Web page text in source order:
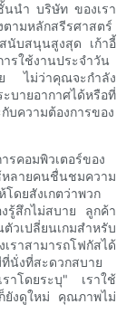
นนำ บริษัท ของเรา
ามหลักสรีรศาสตร์
นับสนุนสูงสุด เก้าอี้
รใช้งานประจำวัน
ย ไม่ว่าคุณจะกำลัง
ายอากาศได้หรือที่
บความต้องการของ
รคอมพิวเตอร์ของ
ลายคนชื่นชมความ
ดยสังเกตว่าพวก
งรู้สึกไม่สบาย ลูกค้า
วเปลี่ยนเกมสำหรับ
ราสามารถโฟกัสได้
นั่งที่สะดวกสบาย
ราโดยระบุ" เราใช้
ยังดูใหม่ คุณภาพไม่